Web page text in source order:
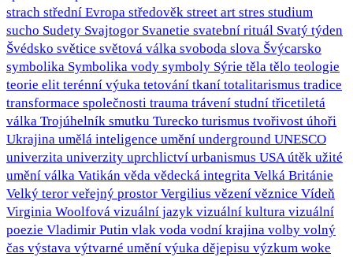
strach střední Evropa středověk street art stres studium
sucho Sudety Svajtogor Svanetie svatební rituál Svatý týden
Švédsko světice světová válka svoboda slova Švýcarsko
symbolika Symbolika vody symboly Sýrie těla tělo teologie
teorie elit terénní výuka tetování tkaní totalitarismus tradice
transformace společnosti trauma trávení studní třicetiletá
válka Trojúhelník smutku Turecko turismus tvořivost úhoři
Ukrajina umělá inteligence umění underground UNESCO
univerzita univerzity uprchlictví urbanismus USAútěk užité
umění válka Vatikán věda vědecká integrita Velká Británie
Velký teror veřejný prostor Vergilius vězení věznice Vídeň
Virginia Woolfová vizuální jazyk vizuální kultura vizuální
poezie Vladimir Putin vlak voda vodní krajina volby volný
čas výstava výtvarné umění výuka dějepisu výzkum woke